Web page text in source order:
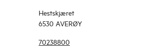
Hestskjæret
6530 AVERØY
70238800